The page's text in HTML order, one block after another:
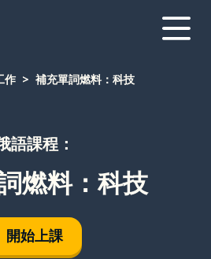
作 補充單詞燃料：科技
語課程：
燃料：科技
開始上課